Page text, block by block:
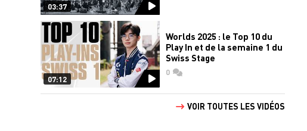
03:37
07:12
Worlds 2025 : le Top 10 du
Play In et de la semaine 1 du
Swiss Stage
0commentaires
VOIR TOUTES LES VIDÉOS